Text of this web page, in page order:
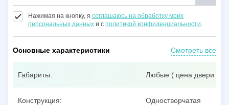
Нажимая на кнопку, я соглашаюсь на обработку моих
персональных данных и с политикой конфиденциальности.
Основные характеристики Смотреть все
Габариты: Любые ( цена двери
Конструкция: Одностворчатая